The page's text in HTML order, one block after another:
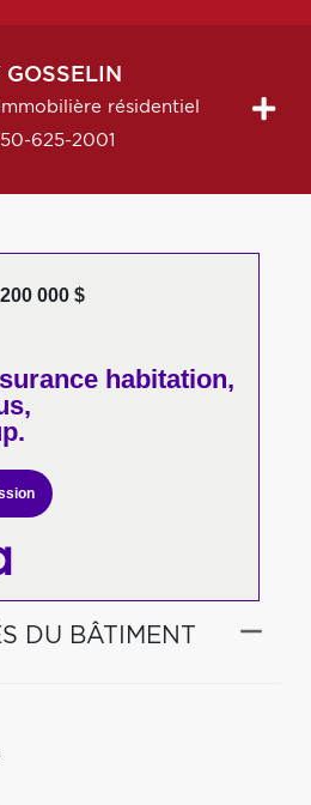
GOSSELIN
résidentiel
625-2001
000 $
habitation,
DU BÂTIMENT